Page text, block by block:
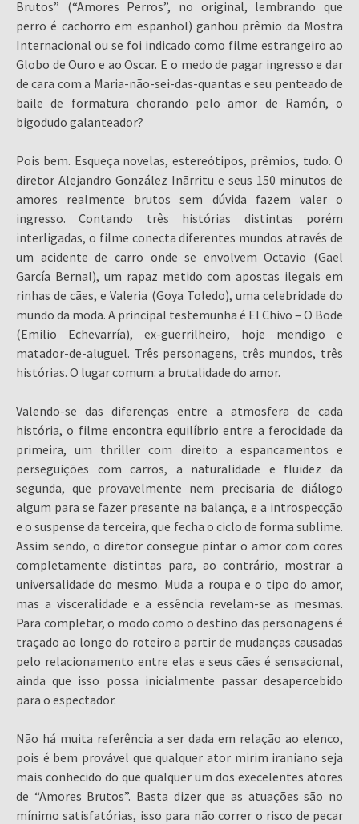
Brutos” (“Amores Perros”, no original, lembrando que
perro é cachorro em espanhol) ganhou prêmio da Mostra
Internacional ou se foi indicado como filme estrangeiro ao
Globo de Ouro e ao Oscar. E o medo de pagar ingresso e dar
de cara com a Maria-não-sei-das-quantas e seu penteado de
baile de formatura chorando pelo amor de Ramón, o
bigodudo galanteador?
Pois bem. Esqueça novelas, estereótipos, prêmios, tudo. O
diretor Alejandro González Inãrritu e seus 150 minutos de
amores realmente brutos sem dúvida fazem valer o
ingresso. Contando três histórias distintas porém
interligadas, o filme conecta diferentes mundos através de
um acidente de carro onde se envolvem Octavio (Gael
García Bernal), um rapaz metido com apostas ilegais em
rinhas de cães, e Valeria (Goya Toledo), uma celebridade do
mundo da moda. A principal testemunha é El Chivo – O Bode
(Emilio Echevarría), ex-guerrilheiro, hoje mendigo e
matador-de-aluguel. Três personagens, três mundos, três
histórias. O lugar comum: a brutalidade do amor.
Valendo-se das diferenças entre a atmosfera de cada
história, o filme encontra equilíbrio entre a ferocidade da
primeira, um thriller com direito a espancamentos e
perseguições com carros, a naturalidade e fluidez da
segunda, que provavelmente nem precisaria de diálogo
algum para se fazer presente na balança, e a introspecção
e o suspense da terceira, que fecha o ciclo de forma sublime.
Assim sendo, o diretor consegue pintar o amor com cores
completamente distintas para, ao contrário, mostrar a
universalidade do mesmo. Muda a roupa e o tipo do amor,
mas a visceralidade e a essência revelam-se as mesmas.
Para completar, o modo como o destino das personagens é
traçado ao longo do roteiro a partir de mudanças causadas
pelo relacionamento entre elas e seus cães é sensacional,
ainda que isso possa inicialmente passar desapercebido
para o espectador.
Não há muita referência a ser dada em relação ao elenco,
pois é bem provável que qualquer ator mirim iraniano seja
mais conhecido do que qualquer um dos execelentes atores
de “Amores Brutos”. Basta dizer que as atuações são no
mínimo satisfatórias, isso para não correr o risco de pecar